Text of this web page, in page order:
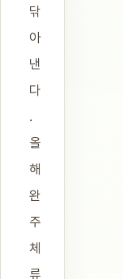
닦
아
낸
다
.
올
해
완
주
체
류